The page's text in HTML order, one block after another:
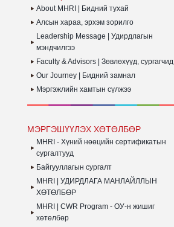
About MHRI | Бидний тухай
Алсын хараа, эрхэм зорилго
Leadership Message | Удирдлагын
мэндчилгээ
Faculty & Advisors | Зөвлөхүүд, сургагчид
Our Journey | Бидний замнал
Мэргэжлийн хамтын сүлжээ
МЭРГЭШҮҮЛЭХ ХӨТӨЛБӨР
MHRI - Хүний нөөцийн сертификатын
сургалтууд
Байгууллагын сургалт
MHRI | УДИРДЛАГА МАНЛАЙЛЛЫН
ХӨТӨЛБӨР
MHRI | CWR Program - ОУ-н жишиг
хөтөлбөр